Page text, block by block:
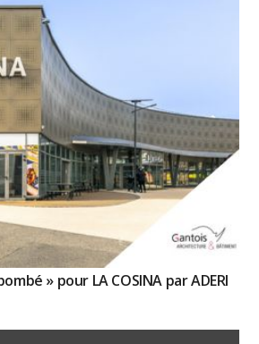
» pour LA COSINA par ADERI